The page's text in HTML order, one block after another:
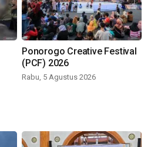
Ponorogo Creative Festival
(PCF) 2026
Rabu, 5 Agustus 2026